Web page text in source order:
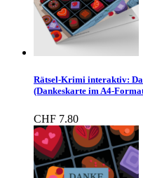
Rätsel-Krimi interaktiv:
(Dankeskarte im A4-
CHF 7.80